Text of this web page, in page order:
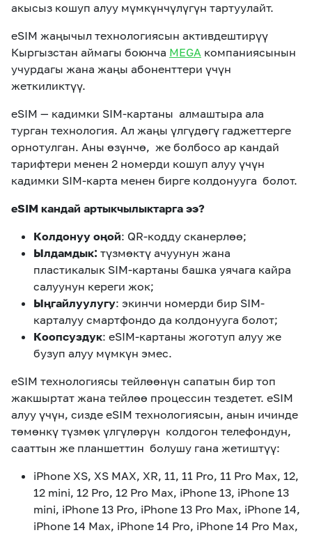
акысыз кошуп алуу мүмкүнчүлүгүн тартуулайт.
eSIM жаңычыл технологиясын активдештирүү
Кыргызстан аймагы боюнча MEGA компаниясынын
учурдагы жана жаңы абоненттери үчүн
жеткиликтүү.
eSIM — кадимки SIM-картаны алмаштыра ала
турган технология. Ал жаңы үлгүдөгү гаджеттерге
орнотулган. Аны өзүнчө, же болбосо ар кандай
тарифтери менен 2 номерди кошуп алуу үчүн
кадимки SIM-карта менен бирге колдонууга болот.
eSIM кандай артыкчылыктарга ээ?
Колдонуу оңой: QR-кодду сканерлөө;
Ылдамдык: түзмөктү ачуунун жана
пластикалык SIM-картаны башка уячага кайра
салуунун кереги жок;
Ыңгайлуулугу: экинчи номерди бир SIM-
карталуу смартфондо да колдонууга болот;
Коопсуздук: eSIM-картаны жоготуп алуу же
бузуп алуу мүмкүн эмес.
eSIM технологиясы тейлөөнүн сапатын бир топ
жакшыртат жана тейлөө процессин тездетет. eSIM
алуу үчүн, сизде eSIM технологиясын, анын ичинде
төмөнкү түзмөк үлгүлөрүн колдогон телефондун,
сааттын же планшеттин болушу гана жетиштүү:
iPhone XS, XS MAX, XR, 11, 11 Pro, 11 Pro Max, 12,
12 mini, 12 Pro, 12 Pro Max, iPhone 13, iPhone 13
mini, iPhone 13 Pro, iPhone 13 Pro Max, iPhone 14,
iPhone 14 Max, iPhone 14 Pro, iPhone 14 Pro Max,